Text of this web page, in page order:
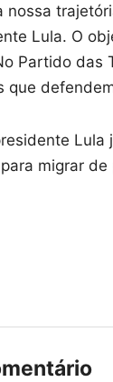
nossa
Lula. O
Partido das
que
migrar de